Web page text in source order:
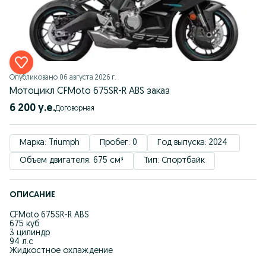
Опубликовано 06 августа 2026 г.
Мотоцикл CFMoto 675SR-R ABS заказ
6 200 у.е. Договорная
Марка: Triumph Пробег: 0
Год выпуска: 2024
Объем двигателя: 675 см³
Тип: Спортбайк
ОПИСАНИЕ
CFMoto 675SR-R ABS
675 куб
3 цилиндр
94 л.с
Жидкостное охлаждение